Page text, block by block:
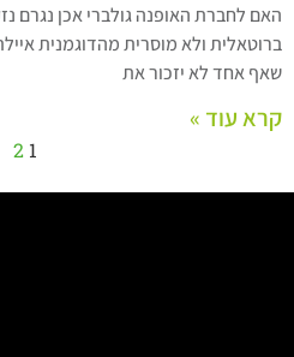
האם לחברת האופנה גולברי אכן נגרם
ברוטאלית ולא מוסרית מהדוגמנית
שאף אחד לא יזכור את
קרא עוד »
1
2